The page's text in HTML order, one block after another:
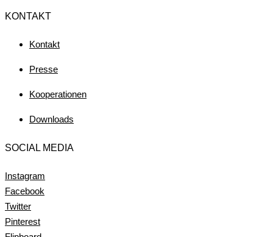
KONTAKT
Kontakt
Presse
Kooperationen
Downloads
SOCIAL MEDIA
Instagram
Facebook
Twitter
Pinterest